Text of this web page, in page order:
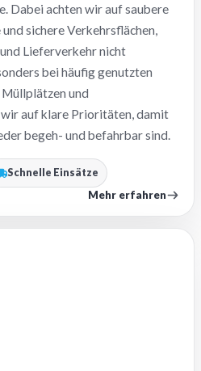
Dabei achten wir auf saubere
sichere Verkehrsflächen,
Lieferverkehr nicht
bei häufig genutzten
Müllplätzen und
auf klare Prioritäten, damit
begeh- und befahrbar sind.
Schnelle Einsätze
Mehr erfahren